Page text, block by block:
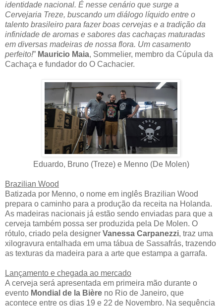
identidade nacional. É nesse cenário que surge a
Cervejaria Treze, buscando um diálogo líquido entre o
talento brasileiro para fazer boas cervejas e a tradição da
infinidade de aromas e sabores das cachaças maturadas
em diversas madeiras de nossa flora. Um casamento
perfeito!” Mauricio Maia, Sommelier, membro da Cúpula da
Cachaça e fundador do O Cachacier.
Eduardo, Bruno (Treze) e Menno (De Molen)
Brazilian Wood
Batizada por Menno, o nome em inglês Brazilian Wood
prepara o caminho para a produção da receita na Holanda.
As madeiras nacionais já estão sendo enviadas para que a
cerveja também possa ser produzida pela De Molen. O
rótulo, criado pela designer Vanessa Carpanezzi, traz uma
xilogravura entalhada em uma tábua de Sassafrás, trazendo
as texturas da madeira para a arte que estampa a garrafa.
Lançamento e chegada ao mercado
A cerveja será apresentada em primeira mão durante o
evento Mondial de la Bière no Rio de Janeiro, que
acontece entre os dias 19 e 22 de Novembro. Na sequência